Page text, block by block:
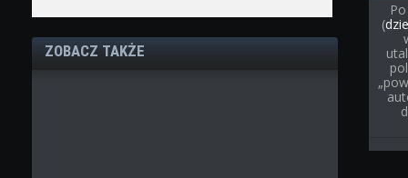
ZOBACZ TAKŻE
(